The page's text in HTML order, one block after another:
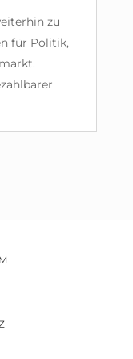
zu
für Politik,